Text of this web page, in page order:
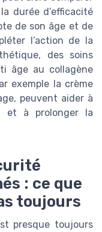
durée d’efficacité
de son âge et de
l’action de la
des soins
âge au collagène
exemple la crème
peuvent aider à
et à prolonger la
: ce que
toujours
presque toujours